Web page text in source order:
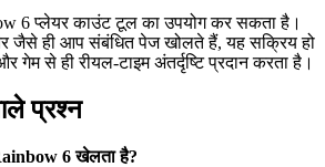
6 प्लेयर काउंट टूल का उपयोग कर सकता है।
जैसे ही आप संबंधित पेज खोलते हैं, यह सक्रिय हो
गेम से ही रीयल-टाइम अंतर्दृष्टि प्रदान करता है।
प्रश्न
6 खेलता है?